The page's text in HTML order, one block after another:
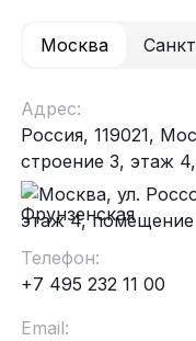
Москва
Адрес:
Россия, 119021,
строение 3, этаж
Фрунзенская
Телефон:
+7 495 232 11 00
Email: